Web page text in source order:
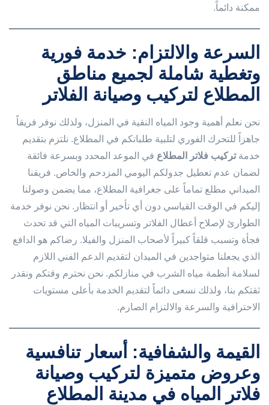
ممكنة دائماً.
السرعة والالتزام: خدمة فورية
وتغطية شاملة لجميع مناطق
المطلاع لتركيب وصيانة الفلاتر
نحن نعلم أهمية وجود المياه النقية في المنزل، ولذلك نوفر فريقاً
جاهزاً للتحرك الفوري لتلبية طلباتكم في المطلاع. نلتزم بتقديم
خدمةتركيب فلاتر المطلاع في الموعد المحدد وبسرعة فائقة
لضمان عدم تعطيل جدولكم اليومي المزدحم والخاص. فريقنا
الميداني مطلع تماماً على جغرافية المطلاع، مما يضمن وصولنا
إليكم في الوقت القياسي دون أي تأخير أو انتظار. نحن نوفر خدمة
الطوارئ لإصلاح أعطال الفلاتر وتسريبات المياه التي قد تحدث
فجأة وتسبب قلقاً كبيراً لأصحاب المنزل والفيلا. رضاكم هو الدافع
الذي يجعلنا متواجدين في الميدان لتقديم الدعم الفني اللازم
لسلامة أنظمة مياه الشرب في منازلكم. نحن نحترم وقتكم ونقدر
ثقتكم بنا، ولذلك نسعى دائماً لتقديم الخدمة بأعلى مستويات
الاحترافية والسرعة والالتزام الصارم.
القيمة والشفافية: أسعار تنافسية
وعروض متميزة لتركيب وصيانة
فلاتر المياه في مدينة المطلاع